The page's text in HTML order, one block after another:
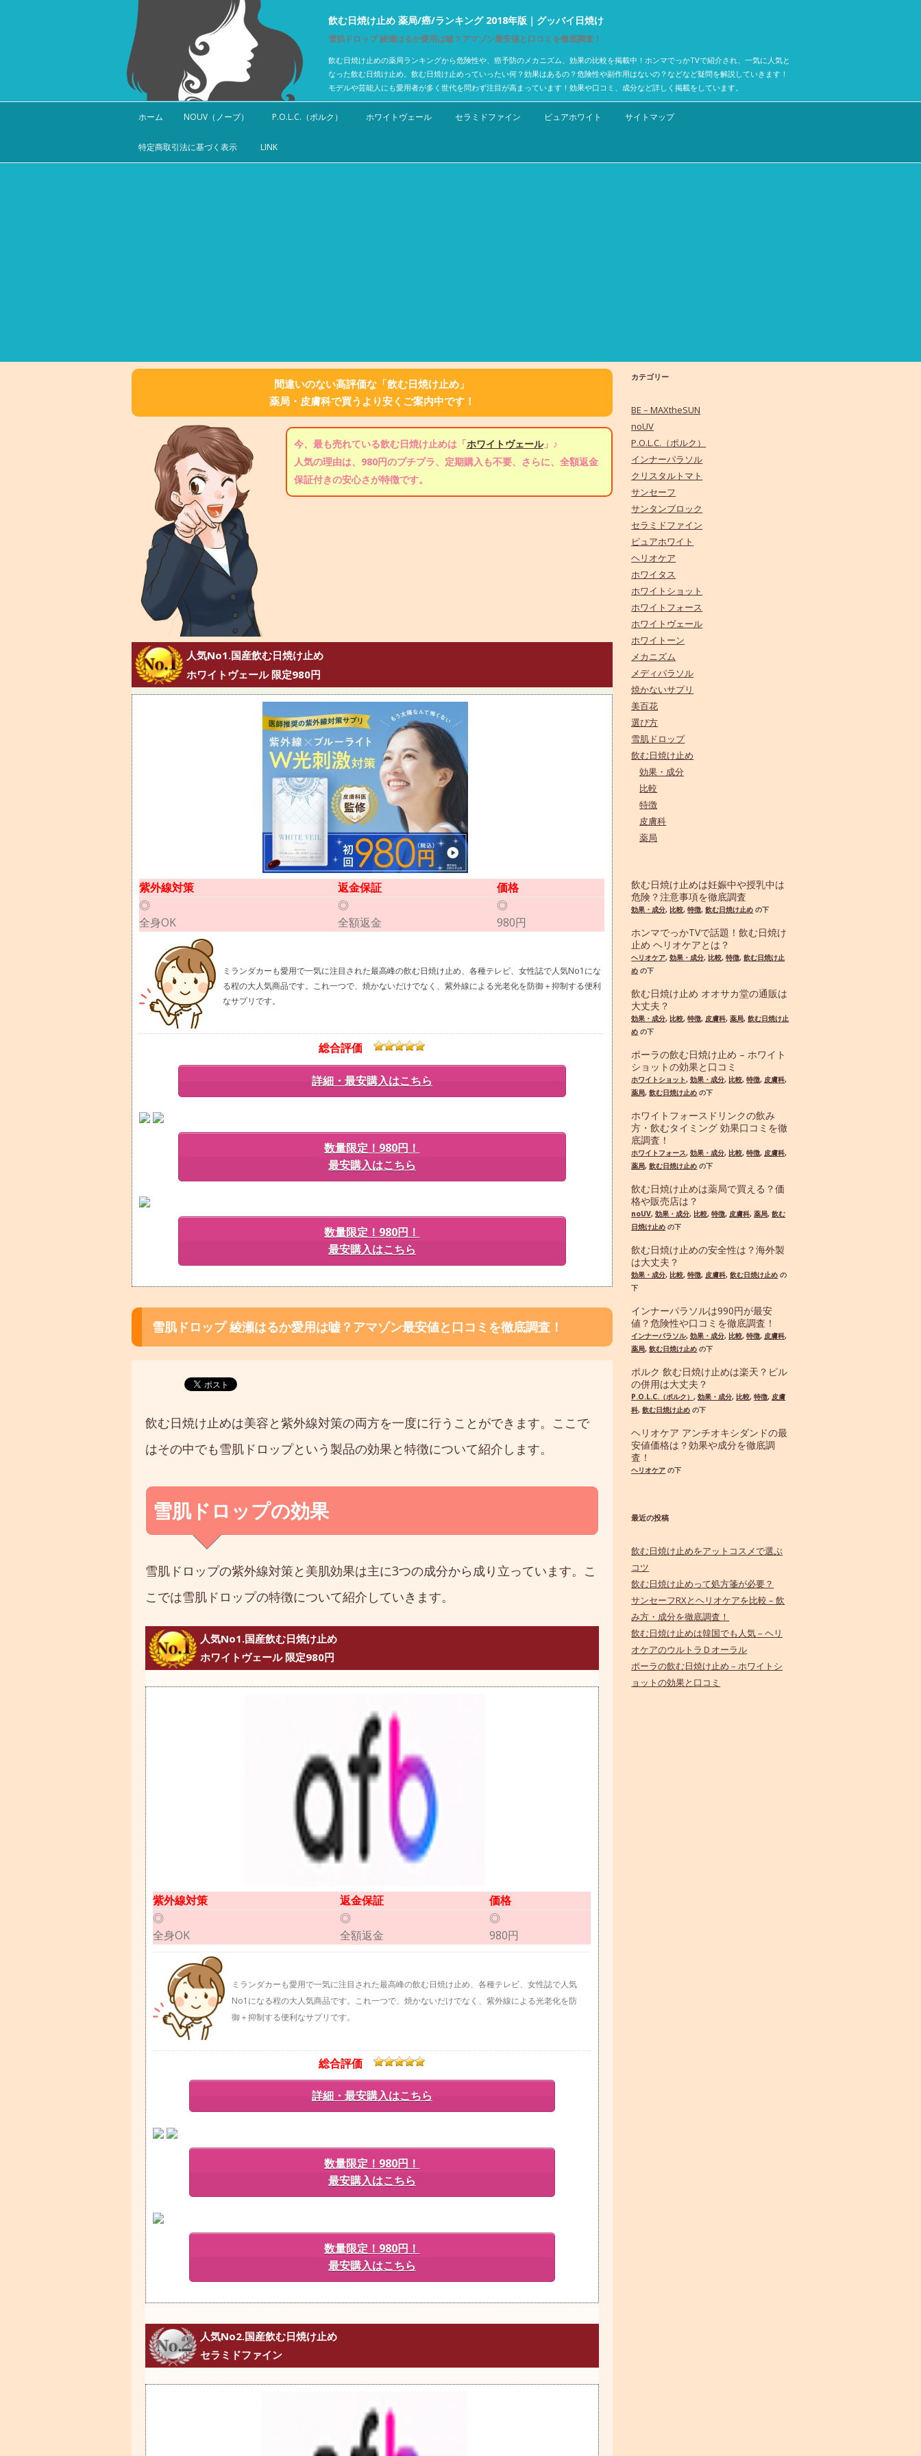
飲む日焼け止め 薬局/癌/ランキング 2018年版｜グッバイ日焼け
雪肌ドロップ 綾瀬はるか愛用は嘘？アマゾン最安値と口コミを徹底調査！
飲む日焼け止めの薬局ランキングから危険性や、癌予防のメカニズム、効果の比較を掲載中！ホンマでっかTVで紹介され、一気に人気と
なった飲む日焼け止め。飲む日焼け止めっていったい何？効果はあるの？危険性や副作用はないの？などなど疑問を解説していきます！
モデルや芸能人にも愛用者が多く世代を問わず注目が高まっています！効果や口コミ、成分など詳しく掲載をしています。
コンテンツへスキップ
ホーム NOUV（ノーブ） P.O.L.C.（ポルク） ホワイトヴェール セラミドファイン ピュアホワイト サイトマップ
特定商取引法に基づく表示 LINK
間違いのない高評価な「飲む日焼け止め」
薬局・皮膚科で買うより安くご案内中です！
今、最も売れている飲む日焼け止めは「ホワイトヴェール」♪
人気の理由は、980円のプチプラ、定期購入も不要、さらに、全額返金
保証付きの安心さが特徴です。
人気No1.国産飲む日焼け止め
ホワイトヴェール 限定980円
紫外線対策 返金保証
価格
◎
全身OK
◎
全額返金
◎
980円
ミランダカーも愛用で一気に注目された最高峰の飲む日焼け止め、各種テレビ、女性誌で人気No1にな
る程の大人気商品です。これ一つで、焼かないだけでなく、紫外線による光老化を防御＋抑制する便利
なサプリです。
総合評価
詳細・最安購入はこちら
数量限定！980円！
最安購入はこちら
数量限定！980円！
最安購入はこちら
雪肌ドロップ 綾瀬はるか愛用は嘘？アマゾン最安値と口コミを徹底調査！
飲む日焼け止めは美容と紫外線対策の両方を一度に行うことができます。ここで
はその中でも雪肌ドロップという製品の効果と特徴について紹介します。
雪肌ドロップの効果
雪肌ドロップの紫外線対策と美肌効果は主に3つの成分から成り立っています。こ
こでは雪肌ドロップの特徴について紹介していきます。
人気No1.国産飲む日焼け止め
ホワイトヴェール 限定980円
紫外線対策 返金保証
価格
◎
全身OK
◎
全額返金
◎
980円
ミランダカーも愛用で一気に注目された最高峰の飲む日焼け止め、各種テレビ、女性誌で人気
No1になる程の大人気商品です。これ一つで、焼かないだけでなく、紫外線による光老化を防
御＋抑制する便利なサプリです。
総合評価
詳細・最安購入はこちら
数量限定！980円！
最安購入はこちら
数量限定！980円！
最安購入はこちら
人気No2.国産飲む日焼け止め
セラミドファイン
カテゴリー
BE－MAXtheSUN
noUV
P.O.L.C.（ポルク）
インナーパラソル
クリスタルトマト
サンセーフ
サンタンブロック
セラミドファイン
ピュアホワイト
ヘリオケア
ホワイタス
ホワイトショット
ホワイトフォース
ホワイトヴェール
ホワイトーン
メカニズム
メディパラソル
焼かないサプリ
美百花
選び方
雪肌ドロップ
飲む日焼け止め
効果・成分
比較
特徴
皮膚科
薬局
飲む日焼け止めは妊娠中や授乳中は
危険？注意事項を徹底調査
効果・成分, 比較,特徴,飲む日焼け止め の下
ホンマでっかTVで話題！飲む日焼け
止め ヘリオケアとは？
ヘリオケア,効果・成分, 比較,特徴,飲む日焼け止
め の下
飲む日焼け止め オオサカ堂の通販は
大丈夫？
効果・成分, 比較,特徴, 皮膚科,薬局,飲む日焼け止
め の下
ポーラの飲む日焼け止め – ホワイト
ショットの効果と口コミ
ホワイトショット,効果・成分, 比較,特徴, 皮膚科,
薬局,飲む日焼け止め の下
ホワイトフォースドリンクの飲み
方・飲むタイミング 効果口コミを徹
底調査！
ホワイトフォース,効果・成分, 比較,特徴, 皮膚科,
薬局,飲む日焼け止め の下
飲む日焼け止めは薬局で買える？価
格や販売店は？
noUV,効果・成分, 比較,特徴, 皮膚科,薬局,飲む
日焼け止め の下
飲む日焼け止めの安全性は？海外製
は大丈夫？
効果・成分, 比較,特徴, 皮膚科,飲む日焼け止め の
下
インナーパラソルは990円が最安
値？危険性や口コミを徹底調査！
インナーパラソル,効果・成分, 比較,特徴, 皮膚科,
薬局,飲む日焼け止め の下
ポルク 飲む日焼け止めは楽天？ピル
の併用は大丈夫？
P.O.L.C.（ポルク）,効果・成分, 比較,特徴, 皮膚
科,飲む日焼け止め の下
ヘリオケア アンチオキシダンドの最
安値価格は？効果や成分を徹底調
査！
ヘリオケア の下
最近の投稿
飲む日焼け止めをアットコスメで選ぶ
コツ
飲む日焼け止めって処方箋が必要？
サンセーフRXとヘリオケアを比較 – 飲
み方・成分を徹底調査！
飲む日焼け止めは韓国でも人気 – ヘリ
オケアのウルトラＤオーラル
ポーラの飲む日焼け止め – ホワイトシ
ョットの効果と口コミ